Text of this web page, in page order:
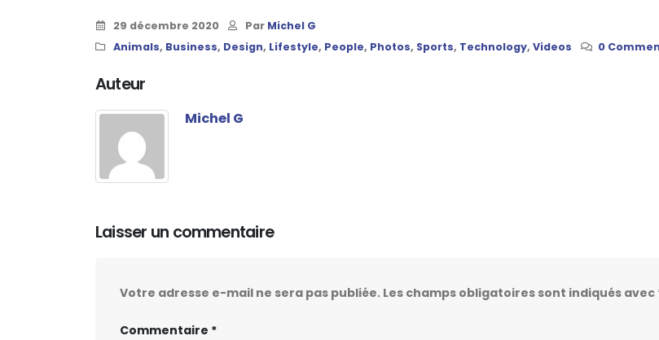
29 décembre 2020 Par Michel G
Animals, Business, Design, Lifestyle, People, Photos, Sports, Technology, Videos 0
Auteur
Michel G
Laisser un commentaire
Votre adresse e-mail ne sera pas publiée. Les champs obligatoires sont indiqués avec
Commentaire *